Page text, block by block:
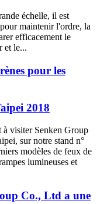
échelle, il est
maintenir l'ordre, la
efficacement le
et le...
pour les
2018
à visiter Senken Group
sur notre stand n°
modèles de feux de
lumineuses et
Co., Ltd a une